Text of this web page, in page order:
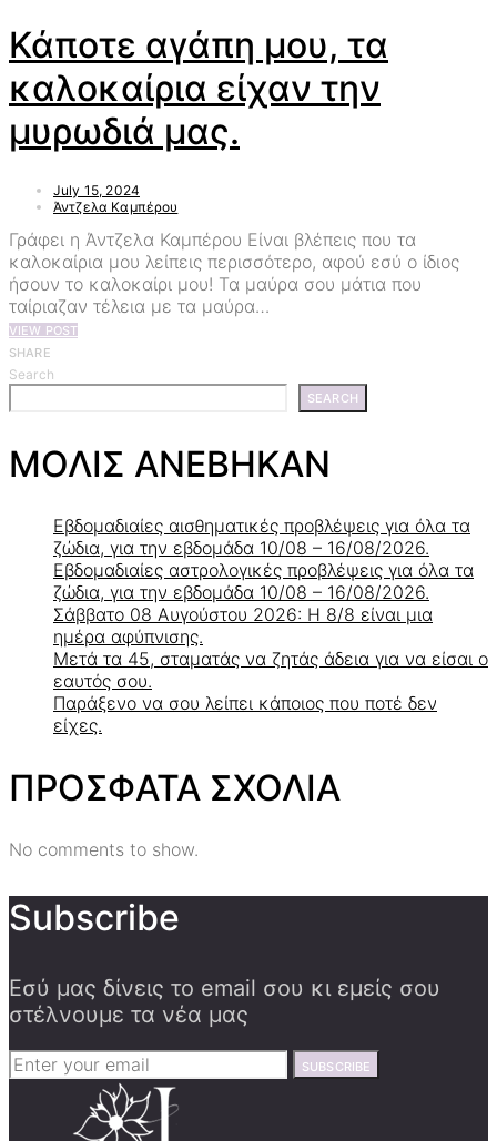
Κάποτε αγάπη μου, τα
καλοκαίρια είχαν την
μυρωδιά μας.
July 15, 2024
Άντζελα Καμπέρου
Γράφει η Άντζελα Καμπέρου Είναι βλέπεις που τα
καλοκαίρια μου λείπεις περισσότερο, αφού εσύ ο ίδιος
ήσουν το καλοκαίρι μου! Τα μαύρα σου μάτια που
ταίριαζαν τέλεια με τα μαύρα…
VIEW POST
SHARE
Search
SEARCH
ΜΟΛΙΣ ΑΝΕΒΗΚΑΝ
Εβδομαδιαίες αισθηματικές προβλέψεις για όλα τα
ζώδια, για την εβδομάδα 10/08 – 16/08/2026.
Εβδομαδιαίες αστρολογικές προβλέψεις για όλα τα
ζώδια, για την εβδομάδα 10/08 – 16/08/2026.
Σάββατο 08 Αυγούστου 2026: Η 8/8 είναι μια
ημέρα αφύπνισης.
Μετά τα 45, σταματάς να ζητάς άδεια για να είσαι ο
εαυτός σου.
Παράξενο να σου λείπει κάποιος που ποτέ δεν
είχες.
ΠΡΟΣΦΑΤΑ ΣΧΟΛΙΑ
No comments to show.
Subscribe
Εσύ μας δίνεις το email σου κι εμείς σου
στέλνουμε τα νέα μας
SUBSCRIBE